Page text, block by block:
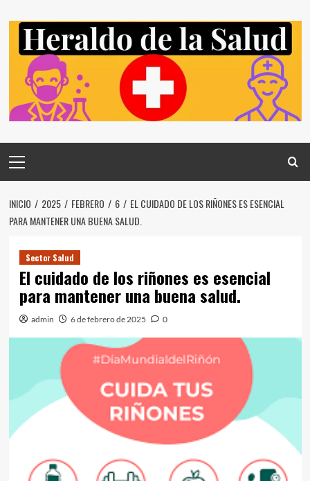
contenido
principal
INICIO 2025 FEBRERO 6
EL CUIDADO DE LOS RIÑONES ES ESENCIAL
PARA MANTENER UNA BUENA SALUD.
Sector Salud
El cuidado de los riñones es esencial
para mantener una buena salud.
admin 6 de febrero de 2025 0